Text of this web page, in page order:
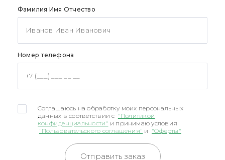
Фамилия Имя Отчество
Номер телефона
Соглашаюсь на обработку моих персональных
данных в соответствии с "Политикой
конфиденциальности" и принимаю условия
"Пользовательского соглашения" и "Оферты"
Отправить заказ